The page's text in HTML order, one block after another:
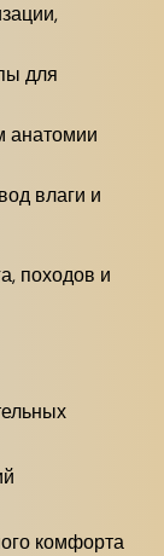
для
анатомии
влаги и
походов и
комфорта